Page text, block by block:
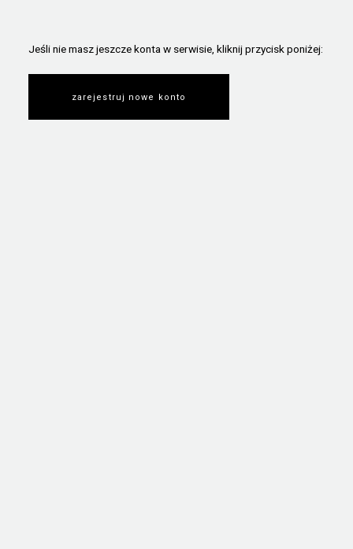
Jeśli nie masz jeszcze konta w serwisie, kliknij przycisk poniżej:
zarejestruj nowe konto